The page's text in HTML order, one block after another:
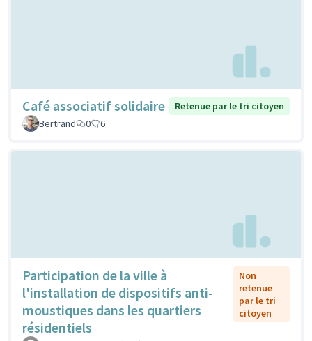
Café associatif solidaire
Retenue par le tri citoyen
Bertrand
0 6
Participation de la ville à
l'installation de dispositifs anti-
moustiques dans les quartiers
résidentiels
Non
retenue
par le tri
citoyen